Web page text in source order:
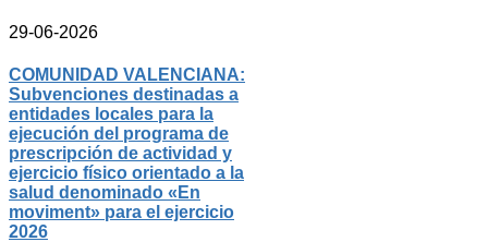
29-06-2026
COMUNIDAD VALENCIANA:
Subvenciones destinadas a
entidades locales para la
ejecución del programa de
prescripción de actividad y
ejercicio físico orientado a la
salud denominado «En
moviment» para el ejercicio
2026